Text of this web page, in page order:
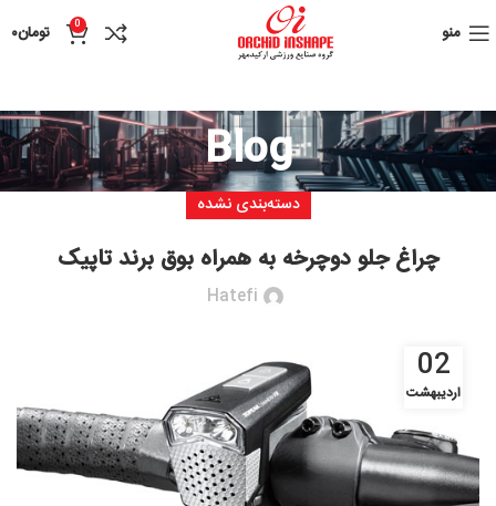
منو 0 تومان۰
Blog
دسته‌بندی نشده
چراغ جلو دوچرخه به همراه بوق برند تاپیک
Hatefi
02
اردیبهشت